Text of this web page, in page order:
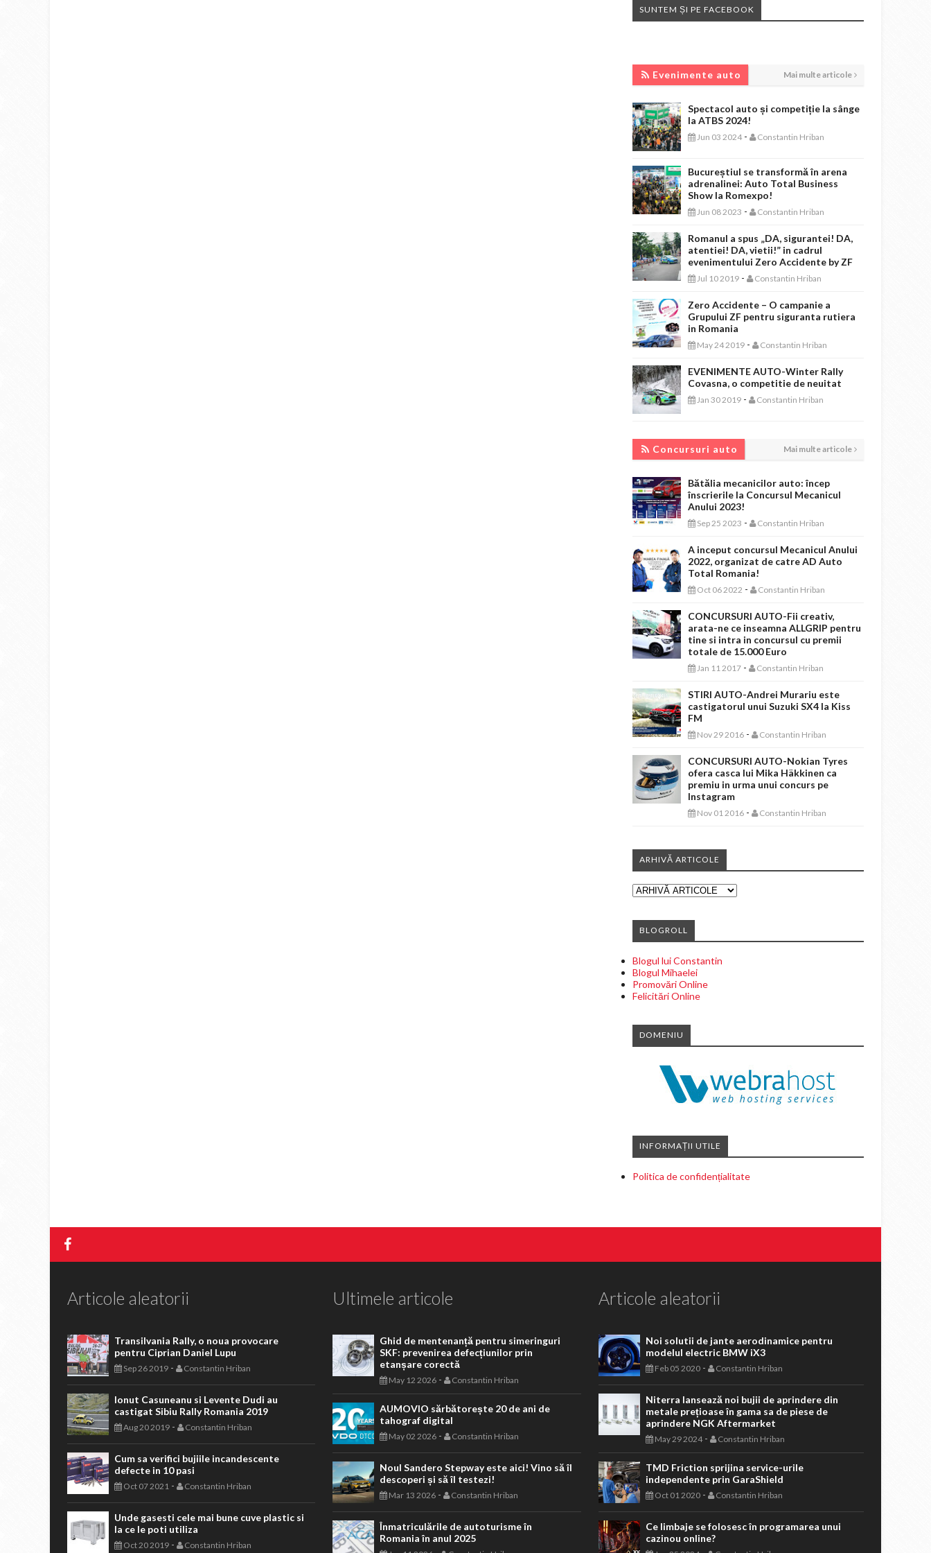
SUNTEM ȘI PE FACEBOOK
Evenimente auto Mai multe articole
Spectacol auto și competiție la sânge
la ATBS 2024!
Jun 03 2024 - Constantin Hriban
Bucureștiul se transformă în arena
adrenalinei: Auto Total Business
Show la Romexpo!
Jun 08 2023 - Constantin Hriban
Romanul a spus „DA, sigurantei! DA,
atentiei! DA, vietii!” in cadrul
evenimentului Zero Accidente by ZF
Jul 10 2019 - Constantin Hriban
Zero Accidente – O campanie a
Grupului ZF pentru siguranta rutiera
in Romania
May 24 2019 - Constantin Hriban
EVENIMENTE AUTO-Winter Rally
Covasna, o competitie de neuitat
Jan 30 2019 - Constantin Hriban
Concursuri auto Mai multe articole
Bătălia mecanicilor auto: încep
înscrierile la Concursul Mecanicul
Anului 2023!
Sep 25 2023 - Constantin Hriban
A inceput concursul Mecanicul Anului
2022, organizat de catre AD Auto
Total Romania!
Oct 06 2022 - Constantin Hriban
CONCURSURI AUTO-Fii creativ,
arata-ne ce inseamna ALLGRIP pentru
tine si intra in concursul cu premii
totale de 15.000 Euro
Jan 11 2017 - Constantin Hriban
STIRI AUTO-Andrei Murariu este
castigatorul unui Suzuki SX4 la Kiss
FM
Nov 29 2016 - Constantin Hriban
CONCURSURI AUTO-Nokian Tyres
ofera casca lui Mika Häkkinen ca
premiu in urma unui concurs pe
Instagram
Nov 01 2016 - Constantin Hriban
ARHIVĂ ARTICOLE
BLOGROLL
Blogul lui Constantin
Blogul Mihaelei
Promovări Online
Felicitări Online
DOMENIU
INFORMAȚII UTILE
Politica de confidențialitate
Articole aleatorii
Transilvania Rally, o noua provocare
pentru Ciprian Daniel Lupu
Sep 26 2019 - Constantin Hriban
Ionut Casuneanu si Levente Dudi au
castigat Sibiu Rally Romania 2019
Aug 20 2019 - Constantin Hriban
Cum sa verifici bujiile incandescente
defecte in 10 pasi
Oct 07 2021 - Constantin Hriban
Unde gasesti cele mai bune cuve plastic si
la ce le poti utiliza
Oct 20 2019 - Constantin Hriban
Ultimele articole
Ghid de mentenanță pentru simeringuri
SKF: prevenirea defecțiunilor prin
etanșare corectă
May 12 2026 - Constantin Hriban
AUMOVIO sărbătorește 20 de ani de
tahograf digital
May 02 2026 - Constantin Hriban
Noul Sandero Stepway este aici! Vino să îl
descoperi și să îl testezi!
Mar 13 2026 - Constantin Hriban
Înmatriculările de autoturisme în
Romania în anul 2025
Articole aleatorii
Noi solutii de jante aerodinamice pentru
modelul electric BMW iX3
Feb 05 2020- Constantin Hriban
Niterra lansează noi bujii de aprindere din
metale prețioase în gama sa de piese de
aprindere NGK Aftermarket
May 29 2024- Constantin Hriban
TMD Friction sprijina service-urile
independente prin GaraShield
Oct 01 2020- Constantin Hriban
Ce limbaje se folosesc în programarea unui
cazinou online?